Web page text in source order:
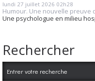
lundi 27 juillet 2026 02h28
Humour. Une nouvelle preuve
Une psychologue en milieu
Rechercher